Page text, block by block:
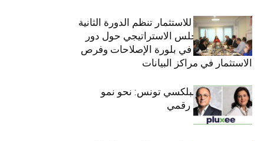
الهيئة التونسية للاستثمار تنظم الدورة الثانية
والعشرين للمجلس الاستراتيجي حول دور
القطاع الخاص في بلورة الإصلاحات وفرص
الاستثمار في مراكز البيانات
قيادة مزدوجة لبلكسي تونس: نحو نمو
متسارع وتحول رقمي